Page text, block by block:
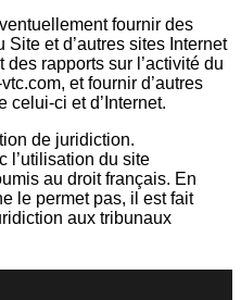
fournir des
et d’autres sites Internet
rapports sur l’activité du
et fournir d’autres
celui-ci et d’Internet.
de juridiction.
l’utilisation du site
au droit français. En
le permet pas, il est fait
aux tribunaux